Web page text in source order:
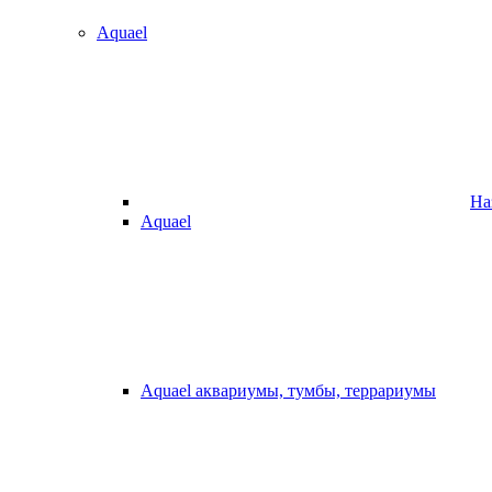
Aquael
Aquael
Aquael аквариумы, тумбы, террариумы